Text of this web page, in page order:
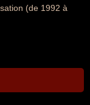
(de 1992 à